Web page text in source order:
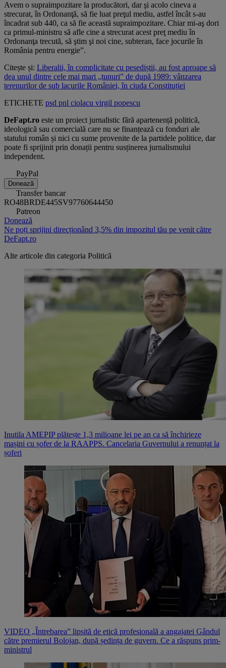
Avem o supraimpozitare la producători, dar şi acolo cineva a
strecurat, în Ordonanţă, să fie luat preţul mediu, astfel încât s-au
încadrat sub 440, ca să fie această supraimpozitare. Chiar mi-aş dori
ca primul-ministru să afle cine a strecurat acest preţ mediu în
Ordonanţa trecută, să ştim şi noi cine, subteran, face jocurile în
România pentru energie”.
Citește și: Liberalii, în complicitate cu pesediștii, au fost aproape să
dea unul dintre cele mai mari „tunuri” de după 1989: vânzarea
terenurilor de sub lacurile României, în ciuda Constituției
ETICHETE psd pnl ciolacu virgil popescu
DeFapt.ro este un proiect jurnalistic fără apartenență politică,
ideologică sau comercială care nu se finanțează cu fonduri ale
statului român și nici cu sume provenite de la partidele politice, dar
poate fi sprijinit prin donații pentru susținerea jurnalismului
independent.
PayPal
Donează
Transfer bancar
RO48BRDE445SV97760644450
Patreon
Donează
Ne poți sprijini direcționând 3,5% din impozitul tău pe venit către
DeFapt.ro
Alte articole din categoria Politică
Inutila AMEPIP plătește 1,3 milioane lei pe an ca să închirieze
mașini cu șofer de la RAAPPS. Cancelaria Guvernului a renunțat la
șoferi
VIDEO „Întrebarea” lipsită de etică profesională a angajatei Gândul
către premierul Bolojan, după ședința de guvern. Ce a răspuns prim-
ministrul